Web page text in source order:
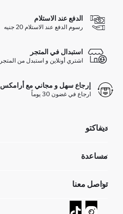
الدفع عند الاستلام
رسوم الدفع عند الاستلام 20 جنيه
استبدال في المتجر
اشتري أونلاين و استبدل من المتجر
إرجاع سهل و مجاني مع أرامكس
ارجاع في غضون 30 يوماً
ديفاكتو
تعرف علينا
GIFT CLUB
مساعدة
عمليات الارجاع و الاستبدال السهلة
تتبع الشحنة
تواصل معنا
نموذج الاتصال